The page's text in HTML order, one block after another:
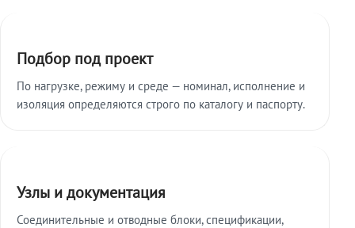
Подбор под проект
По нагрузке, режиму и среде — номинал, исполнение и
изоляция определяются строго по каталогу и паспорту.
Узлы и документация
Соединительные и отводные блоки, спецификации,